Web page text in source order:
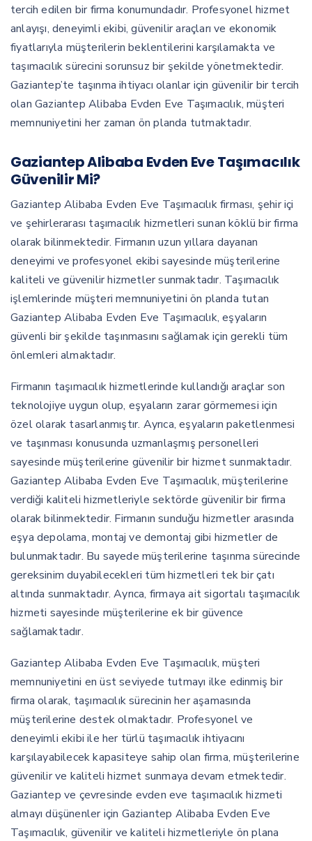
tercih edilen bir firma konumundadır. Profesyonel hizmet
anlayışı, deneyimli ekibi, güvenilir araçları ve ekonomik
fiyatlarıyla müşterilerin beklentilerini karşılamakta ve
taşımacılık sürecini sorunsuz bir şekilde yönetmektedir.
Gaziantep’te taşınma ihtiyacı olanlar için güvenilir bir tercih
olan Gaziantep Alibaba Evden Eve Taşımacılık, müşteri
memnuniyetini her zaman ön planda tutmaktadır.
Gaziantep Alibaba Evden Eve Taşımacılık
Güvenilir Mi?
Gaziantep Alibaba Evden Eve Taşımacılık firması, şehir içi
ve şehirlerarası taşımacılık hizmetleri sunan köklü bir firma
olarak bilinmektedir. Firmanın uzun yıllara dayanan
deneyimi ve profesyonel ekibi sayesinde müşterilerine
kaliteli ve güvenilir hizmetler sunmaktadır. Taşımacılık
işlemlerinde müşteri memnuniyetini ön planda tutan
Gaziantep Alibaba Evden Eve Taşımacılık, eşyaların
güvenli bir şekilde taşınmasını sağlamak için gerekli tüm
önlemleri almaktadır.
Firmanın taşımacılık hizmetlerinde kullandığı araçlar son
teknolojiye uygun olup, eşyaların zarar görmemesi için
özel olarak tasarlanmıştır. Ayrıca, eşyaların paketlenmesi
ve taşınması konusunda uzmanlaşmış personelleri
sayesinde müşterilerine güvenilir bir hizmet sunmaktadır.
Gaziantep Alibaba Evden Eve Taşımacılık, müşterilerine
verdiği kaliteli hizmetleriyle sektörde güvenilir bir firma
olarak bilinmektedir. Firmanın sunduğu hizmetler arasında
eşya depolama, montaj ve demontaj gibi hizmetler de
bulunmaktadır. Bu sayede müşterilerine taşınma sürecinde
gereksinim duyabilecekleri tüm hizmetleri tek bir çatı
altında sunmaktadır. Ayrıca, firmaya ait sigortalı taşımacılık
hizmeti sayesinde müşterilerine ek bir güvence
sağlamaktadır.
Gaziantep Alibaba Evden Eve Taşımacılık, müşteri
memnuniyetini en üst seviyede tutmayı ilke edinmiş bir
firma olarak, taşımacılık sürecinin her aşamasında
müşterilerine destek olmaktadır. Profesyonel ve
deneyimli ekibi ile her türlü taşımacılık ihtiyacını
karşılayabilecek kapasiteye sahip olan firma, müşterilerine
güvenilir ve kaliteli hizmet sunmaya devam etmektedir.
Gaziantep ve çevresinde evden eve taşımacılık hizmeti
almayı düşünenler için Gaziantep Alibaba Evden Eve
Taşımacılık, güvenilir ve kaliteli hizmetleriyle ön plana